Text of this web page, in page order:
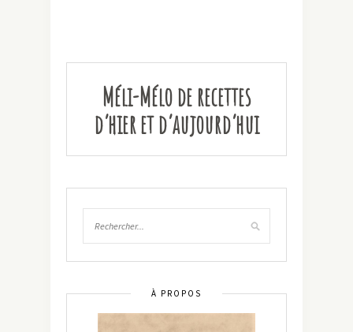
Méli-Mélo de recettes
d’hier et d’aujourd’hui
À PROPOS